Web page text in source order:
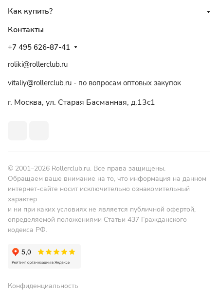
Как купить?
Контакты
+7 495 626-87-41
roliki@rollerclub.ru
vitaliy@rollerclub.ru - по вопросам оптовых закупок
г. Москва, ул. Старая Басманная, д.13c1
© 2001–2026 Rollerclub.ru. Все права защищены.
Обращаем ваше внимание на то, что информация на данном
интернет-сайте носит исключительно ознакомительный
характер
и ни при каких условиях не является публичной офертой,
определяемой положениями Статьи 437 Гражданского
кодекса РФ.
Конфиденциальность